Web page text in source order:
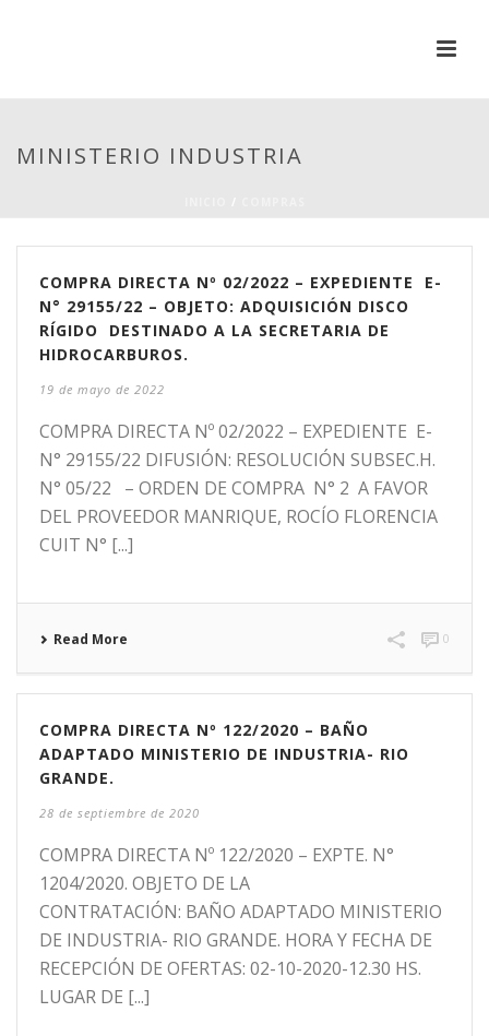
MINISTERIO INDUSTRIA
COMPRA DIRECTA Nº 02/2022 – EXPEDIENTE E-
N° 29155/22 – OBJETO: ADQUISICIÓN DISCO
RÍGIDO DESTINADO A LA SECRETARIA DE
HIDROCARBUROS.
19 de mayo de 2022
COMPRA DIRECTA Nº 02/2022 – EXPEDIENTE E-
N° 29155/22 DIFUSIÓN: RESOLUCIÓN SUBSEC.H.
N° 05/22 – ORDEN DE COMPRA N° 2 A FAVOR
DEL PROVEEDOR MANRIQUE, ROCÍO FLORENCIA
CUIT N° [...]
Read More 0
COMPRA DIRECTA Nº 122/2020 – BAÑO
ADAPTADO MINISTERIO DE INDUSTRIA- RIO
GRANDE.
28 de septiembre de 2020
COMPRA DIRECTA Nº 122/2020 – EXPTE. N°
1204/2020. OBJETO DE LA
CONTRATACIÓN: BAÑO ADAPTADO MINISTERIO
DE INDUSTRIA- RIO GRANDE. HORA Y FECHA DE
RECEPCIÓN DE OFERTAS: 02-10-2020-12.30 HS.
LUGAR DE [...]